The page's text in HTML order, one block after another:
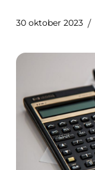
30 oktober 2023